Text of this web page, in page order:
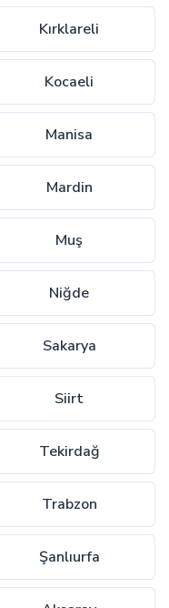
Kırklareli
Kocaeli
Manisa
Mardin
Muş
Niğde
Sakarya
Siirt
Tekirdağ
Trabzon
Şanlıurfa